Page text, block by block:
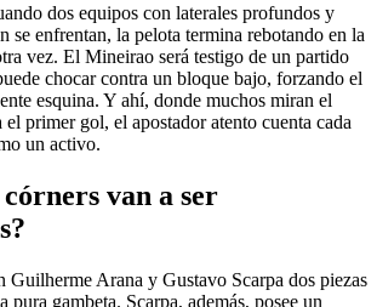
dos equipos con laterales profundos y
se enfrentan, la pelota termina rebotando en la
vez. El Mineirao será testigo de un partido
chocar contra un bloque bajo, forzando el
esquina. Y ahí, donde muchos miran el
primer gol, el apostador atento cuenta cada
un activo.
van a ser
Arana y Gustavo Scarpa dos piezas
pura gambeta. Scarpa, además, posee un